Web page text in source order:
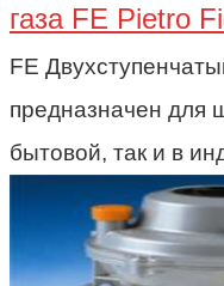
газа FE Pietro
FE
предназначен для
бытовой, так и в